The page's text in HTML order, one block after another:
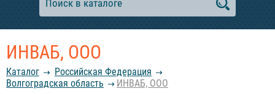
ИНВАБ, ООО
Каталог
Российcкая Федерация
Волгоградская область
ИНВАБ, ООО